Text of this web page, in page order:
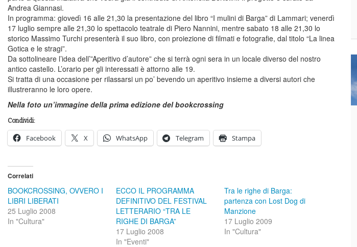
Andrea Giannasi.
In programma: giovedì 16 alle 21,30 la presentazione del libro “I mulini di Barga” di Lammari; venerdì
17 luglio sempre alle 21,30 lo spettacolo teatrale di Piero Nannini, mentre sabato 18 alle 21,30 lo
storico Massimo Turchi presenterà il suo libro, con proiezione di filmati e fotografie, dal titolo “La linea
Gotica e le stragi”.
Da sottolineare l’idea dell’”Aperitivo d’autore” che si terrà ogni sera in un locale diverso del nostro
antico castello. L’orario per gli interessati è attorno alle 19.
Si tratta di una occasione per rilassarsi un po’ bevendo un aperitivo insieme a diversi autori che
illustreranno le loro opere.
Nella foto un’immagine della prima edizione del bookcrossing
Condividi:
Facebook X WhatsApp Telegram Stampa
Correlati
BOOKCROSSING, OVVERO I
LIBRI LIBERATI
25 Luglio 2008
In "Cultura"
ECCO IL PROGRAMMA
DEFINITIVO DEL FESTIVAL
LETTERARIO “TRA LE
RIGHE DI BARGA”
17 Luglio 2008
In "Eventi"
Tra le righe di Barga:
partenza con Lost Dog di
Manzione
17 Luglio 2009
In "Cultura"